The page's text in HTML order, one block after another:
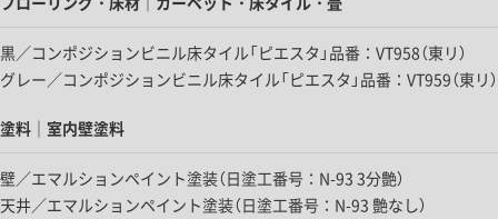
黒／コンポジションビニル床タイル「ピエスタ」品番：VT958（東リ）
グレー／コンポジションビニル床タイル「ピエスタ」品番：VT959（東リ）
塗料｜室内壁塗料
壁／エマルションペイント塗装（日塗工番号：N-93 3分艶）
天井／エマルションペイント塗装（日塗工番号：N-93 艶なし）